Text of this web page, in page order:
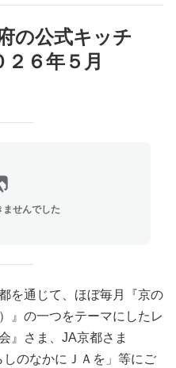
の公式キッチ
６年５月
ませんでした
を通じて、ほぼ毎月『京の
』の一つをテーマにしたレ
』さま、JA京都さま
のなかにＪＡを」等にご